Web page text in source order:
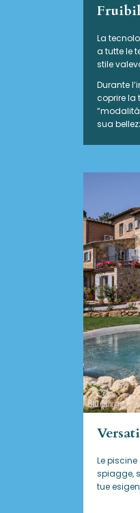
La
a tutte le
stile
Durante
coprire la
sua
Le
spiagge,
tue